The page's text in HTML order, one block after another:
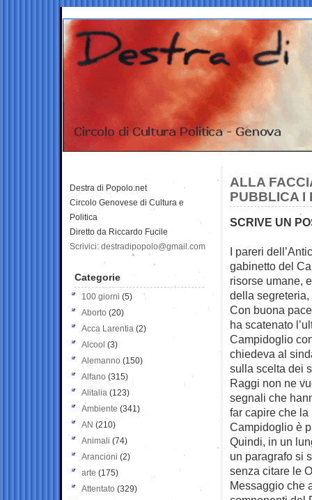
ALLA
PUBBLICA I
SCRIVE UN
I pareri
gabinetto del
risorse umane,
della
Con buona
ha scatenato
Campidoglio
chiedeva al
sulla scelta dei
Raggi non ne
segnali che
far capire che
Campidoglio è
Quindi, in un
un paragrafo si
senza citare le
Messaggio che
Destra di Popolo.net
Circolo Genovese di Cultura e
Politica
Diretto da Riccardo Fucile
Scrivici: destradipopolo@gmail.com
Categorie
100 giorni (5)
Aborto (20)
Acca Larentia (2)
Alcool (3)
Alemanno (150)
Alfano (315)
Alitalia (123)
Ambiente (341)
AN (210)
Animali (74)
Arancioni (2)
arte (175)
Attentato (329)